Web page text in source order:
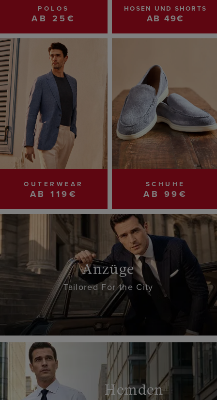
POLOS
AB 25€
HOSEN UND SHORTS
AB 49€
OUTERWEAR
AB 119€
SCHUHE
AB 99€
Anzüge
Tailored For the City
Hemden